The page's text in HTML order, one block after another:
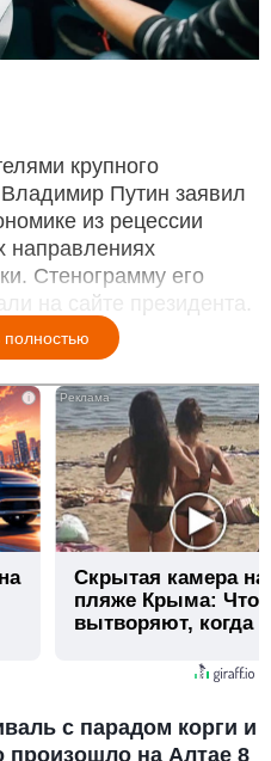
крупного
Владимир Путин заявил
из рецессии
направлениях
Стенограмму его
на сайте президента.
полностью
i
Скрытая камера на
пляже Крыма: Что
вытворяют, когда
с парадом корги и
на Алтае 8